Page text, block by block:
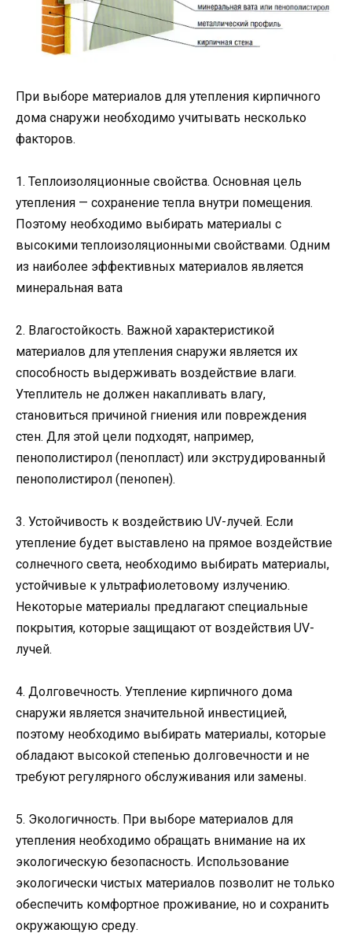
При выборе материалов для утепления кирпичного
дома снаружи необходимо учитывать несколько
факторов.
1. Теплоизоляционные свойства. Основная цель
утепления — сохранение тепла внутри помещения.
Поэтому необходимо выбирать материалы с
высокими теплоизоляционными свойствами. Одним
из наиболее эффективных материалов является
минеральная вата
2. Влагостойкость. Важной характеристикой
материалов для утепления снаружи является их
способность выдерживать воздействие влаги.
Утеплитель не должен накапливать влагу,
становиться причиной гниения или повреждения
стен. Для этой цели подходят, например,
пенополистирол (пенопласт) или экструдированный
пенополистирол (пенопен).
3. Устойчивость к воздействию UV-лучей. Если
утепление будет выставлено на прямое воздействие
солнечного света, необходимо выбирать материалы,
устойчивые к ультрафиолетовому излучению.
Некоторые материалы предлагают специальные
покрытия, которые защищают от воздействия UV-
лучей.
4. Долговечность. Утепление кирпичного дома
снаружи является значительной инвестицией,
поэтому необходимо выбирать материалы, которые
обладают высокой степенью долговечности и не
требуют регулярного обслуживания или замены.
5. Экологичность. При выборе материалов для
утепления необходимо обращать внимание на их
экологическую безопасность. Использование
экологически чистых материалов позволит не только
обеспечить комфортное проживание, но и сохранить
окружающую среду.